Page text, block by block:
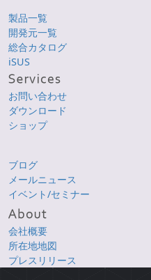
製品一覧
開発元一覧
総合カタログ
iSUS
お問い合わせ
ダウンロード
ショップ
ブログ
メールニュース
イベント/セミナー
会社概要
所在地地図
プレスリリース